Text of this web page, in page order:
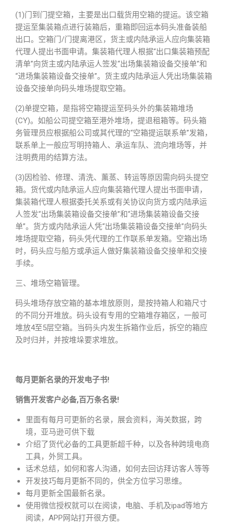
(1)门到门提空箱，主要是出口载货用空箱的提运。该空箱
提运至集装箱点进行装箱后，重箱即回运本码头准备装船
出口。空箱门/门提离港区，货主或内陆承运人应向集装箱
代理人提出书面申请。集装箱代理人根据“出口集装箱预配
清单”向货主或内陆承运人签发“出场集装箱设备交接单”和
“进场集装箱设备交接单”。货主或内陆承运人凭出场集装箱
设备交接单向码头堆场提取空箱。
(2)单提空箱，是指将空箱提运至码头外的集装箱堆场
(CY)。如船公司提空箱至港外堆场，提退租箱等。码头箱
务管理员应根据船公司或其代理的“空箱提运联系单”发箱，
联系单上一般应写明持箱人、承运车队、流向堆场等，并
注明费用的结算方法。
(3)因检验、修理、清洗、薰蒸、转运等原因需向码头提空
箱。货代或内陆承运人应向集装箱代理人提出书面申请，
集装箱代理人根据委托关系或有关协议向货方或内陆承运
人签发“出场集装箱设备交接单”和“进场集装箱设备交接
单”。货方或内陆承运人凭“出场集装箱设备交接单”向码头
堆场提取空箱，码头凭代理的工作联系单发箱。空箱出场
时，码头应与船方或承运人做好集装箱设备交接单和交接
手续。
三、堆场空箱管理。
码头堆场存放空箱的基本堆放原则，是按持箱人和箱尺寸
的不同分开堆放。码头设有专用的空箱堆存箱区，一般可
堆放4至5层空箱。当码头内发生拆箱作业后，拆空的箱应
及时归并，并按堆垛要求堆放。
每月更新名录的开发电子书!
销售开发客户必备,百万条名录!
里面有每月可更新的名录，展会资料，海关数据，跨
境，亚马逊可供下载
介绍了货代必备的工具更新超千种，以及各种跨境电商
工具，外贸工具。
话术总结，如何和客人沟通，如何去回访拜访客人等等
开发技巧每月更新不同的，供全方位学习思维。
每月更新全国最新名录。
使用微信授权就可以在阅读，电脑、手机及ipad等地方
阅读，APP网站打开很方便。